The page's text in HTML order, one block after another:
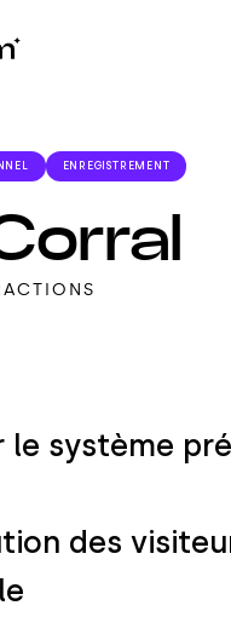
ENREGISTREMENT
le système pré
tion des visiteu
le